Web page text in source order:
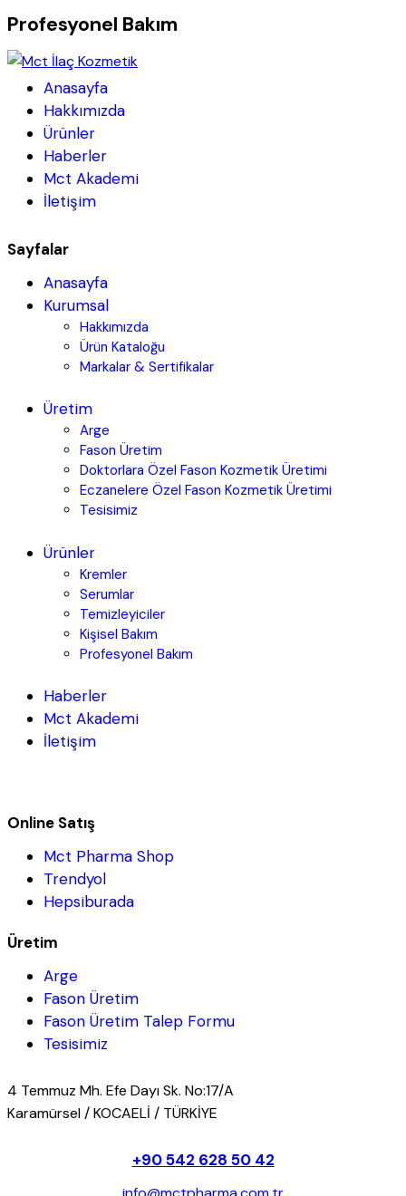
Profesyonel Bakım
Anasayfa
Hakkımızda
Ürünler
Haberler
Mct Akademi
İletişim
Sayfalar
Anasayfa
Kurumsal
Hakkımızda
Ürün Kataloğu
Markalar & Sertifikalar
Üretim
Arge
Fason Üretim
Doktorlara Özel Fason Kozmetik Üretimi
Eczanelere Özel Fason Kozmetik Üretimi
Tesisimiz
Ürünler
Kremler
Serumlar
Temizleyiciler
Kişisel Bakım
Profesyonel Bakım
Haberler
Mct Akademi
İletişim
Online Satış
Mct Pharma Shop
Trendyol
Hepsiburada
Üretim
Arge
Fason Üretim
Fason Üretim Talep Formu
Tesisimiz
4 Temmuz Mh. Efe Dayı Sk. No:17/A
Karamürsel / KOCAELİ / TÜRKİYE
+90 542 628 50 42